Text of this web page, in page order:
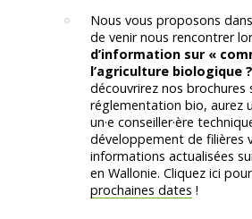
Nous vous proposons
de venir nous rencontrer
d’information sur «
l’agriculture biologique
découvrirez nos brochures
réglementation bio, aurez
un·e conseiller·ère
développement de filières
informations actualisées
en Wallonie. Cliquez ici
prochaines dates !